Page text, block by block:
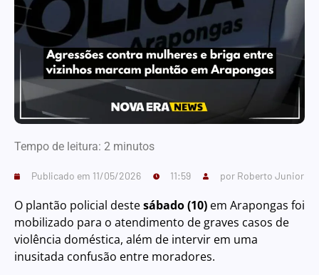
Tempo de leitura: 2 minutos
Publicado em 11/05/2026 11:59 por Roberto Junior
O plantão policial destesábado (10) em Arapongas foi
mobilizado para o atendimento de graves casos de
violência doméstica, além de intervir em uma
inusitada confusão entre moradores.